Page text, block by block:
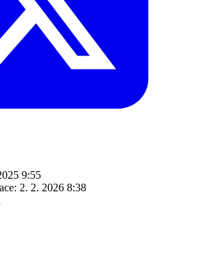
9:55
2. 2. 2026 8:38